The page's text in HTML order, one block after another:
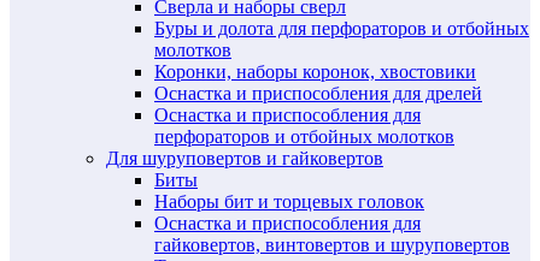
Сверла и наборы сверл
Буры и долота для перфораторов и отбойных
молотков
Коронки, наборы коронок, хвостовики
Оснастка и приспособления для дрелей
Оснастка и приспособления для
перфораторов и отбойных молотков
Для шуруповертов и гайковертов
Биты
Наборы бит и торцевых головок
Оснастка и приспособления для
гайковертов, винтовертов и шуруповертов